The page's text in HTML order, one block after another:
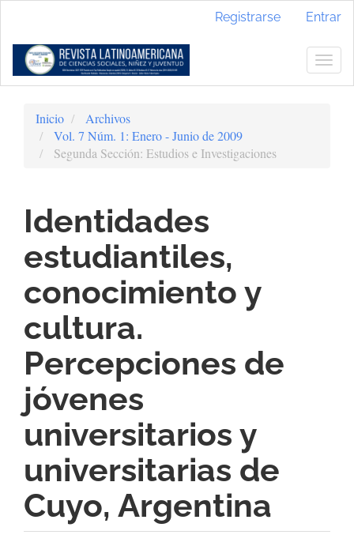
Contenido
principal
Barra
Registrarse Entrar
Inicio
Archivos
Vol. 7 Núm. 1: Enero - Junio de 2009
Segunda Sección: Estudios e Investigaciones
Identidades
estudiantiles,
conocimiento y
cultura.
Percepciones de
jóvenes
universitarios y
universitarias de
Cuyo, Argentina